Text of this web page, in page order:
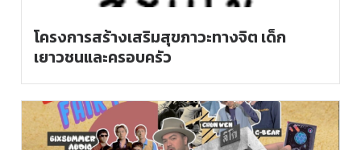
โครงการสร้างเสริมสุขภาวะทางจิต เด็ก
เยาวชนและครอบครัว